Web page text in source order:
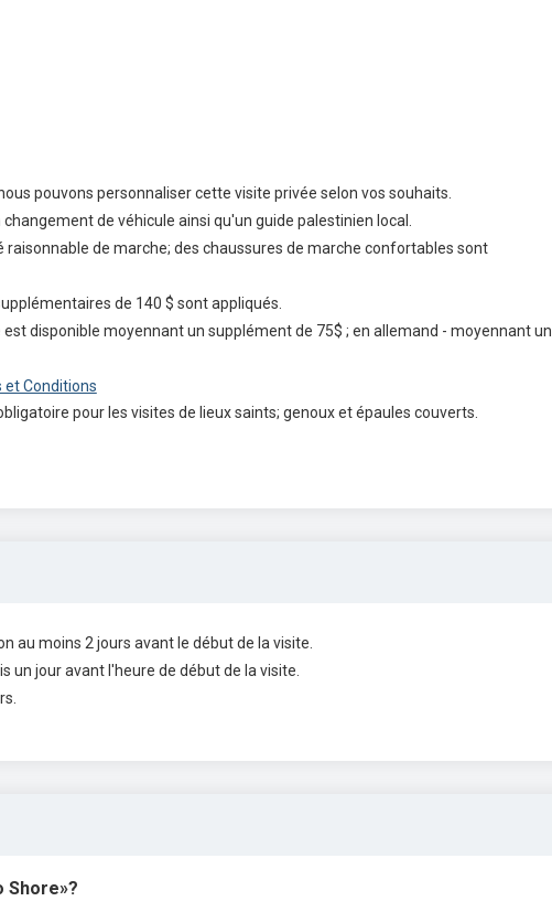
pouvons personnaliser cette visite privée selon vos souhaits.
de véhicule ainsi qu'un guide palestinien local.
de marche; des chaussures de marche confortables sont
de 140 $ sont appliqués.
disponible moyennant un supplément de 75$ ; en allemand - moyennant un
et Conditions
pour les visites de lieux saints; genoux et épaules couverts.
au moins 2 jours avant le début de la visite.
un jour avant l'heure de début de la visite.
Shore»?